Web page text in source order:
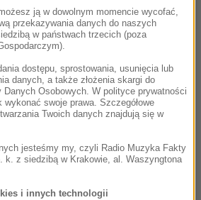
z nadciśnieniem?
jest jednym z najbardziej
schorzeń na świecie, które
chorób cywilizacyjnych. Jak
Funduszu Zdrowia w
dorosłych Polaków miało
ją w dowolnym momencie wycofać,
przekazywania danych do naszych
w państwach trzecich (poza
dostępu, sprostowania, usunięcia lub
danych, a także złożenia skargi do
Danych Osobowych. W polityce prywatności
swoje prawa. Szczegółowe
Twoich danych znajdują się w
jesteśmy my, czyli Radio Muzyka Fakty
k. z siedzibą w Krakowie, al. Waszyngtona
i innych technologii